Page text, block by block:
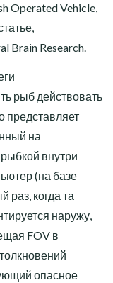
Operated Vehicle,
Brain Research.
рыб действовать
представляет
на
внутри
(на базе
раз, когда та
наружу,
FOV в
опасное